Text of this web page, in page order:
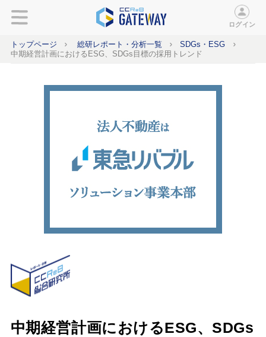
ログイン
トップページ 総研レポート・分析一覧
SDGs・ESG
中期経営計画におけるESG、SDGs目標の採用トレンド
中期経営計画におけるESG、SDGs